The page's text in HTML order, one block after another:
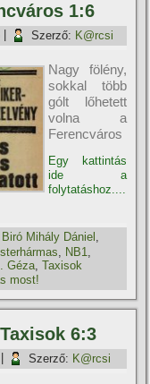
1:6
Szerző: K@rcsi
Nagy fölény,
sokkal több
gólt lőhetett
volna a
Ferencváros
Egy kattintás
ide a
folytatáshoz....
Biró Mihály Dániel
, NB1,
Géza,Taxisok
most!
6:3
Szerző: K@rcsi